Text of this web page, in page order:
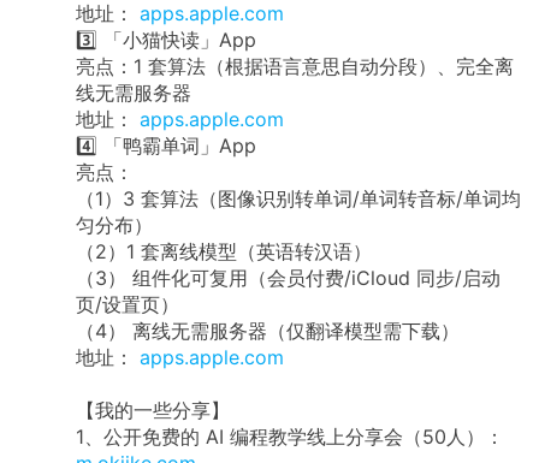
地址： apps.apple.com
3️⃣ 「小猫快读」App
亮点：1 套算法（根据语言意思自动分段）、完全离
线无需服务器
地址： apps.apple.com
4️⃣ 「鸭霸单词」App
亮点：
（1）3 套算法（图像识别转单词/单词转音标/单词均
匀分布）
（2）1 套离线模型（英语转汉语）
（3） 组件化可复用（会员付费/iCloud 同步/启动
页/设置页）
（4） 离线无需服务器（仅翻译模型需下载）
地址： apps.apple.com
【我的一些分享】
1、公开免费的 AI 编程教学线上分享会（50人）：